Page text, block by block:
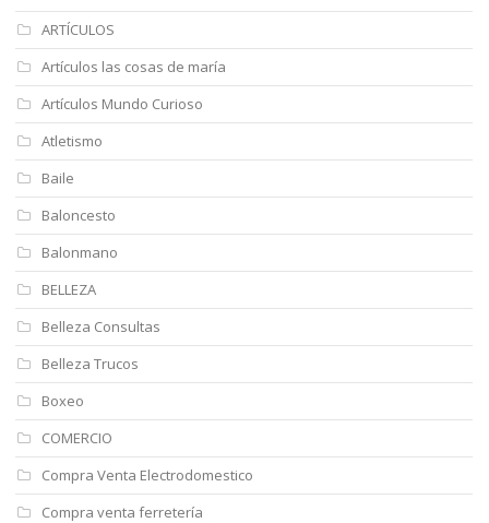
ARTÍCULOS
Artículos las cosas de maría
Artículos Mundo Curioso
Atletismo
Baile
Baloncesto
Balonmano
BELLEZA
Belleza Consultas
Belleza Trucos
Boxeo
COMERCIO
Compra Venta Electrodomestico
Compra venta ferretería